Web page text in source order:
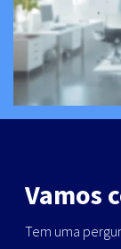
Vamos
Tem uma